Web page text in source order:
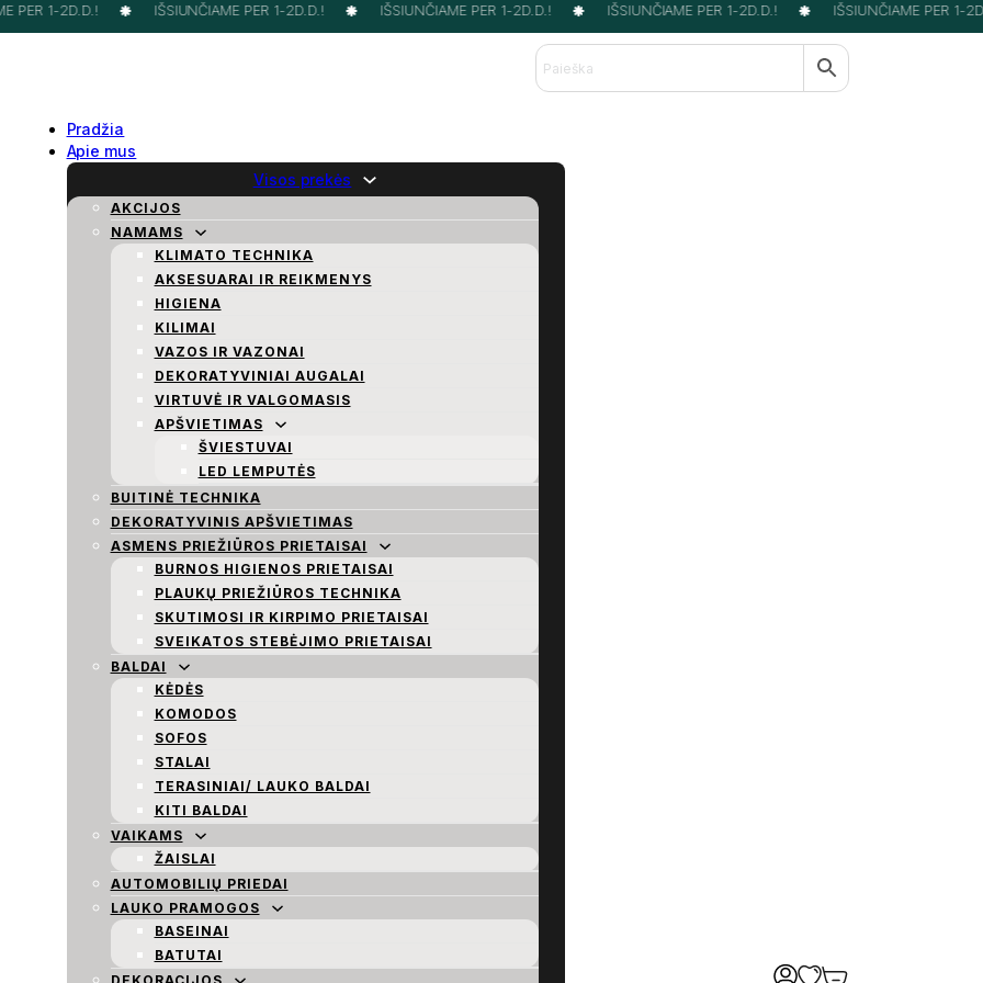
PER 1-2D.D.! IŠSIUNČIAME PER 1-2D.D.! IŠSIUNČIAME PER 1-2D.D.! IŠSIUNČIAME PER 1-2D.D.! IŠSIUNČIAME PER 1-
Pradžia
Apie mus
Visos prekės
AKCIJOS
NAMAMS
KLIMATO TECHNIKA
AKSESUARAI IR REIKMENYS
HIGIENA
KILIMAI
VAZOS IR VAZONAI
DEKORATYVINIAI AUGALAI
VIRTUVĖ IR VALGOMASIS
APŠVIETIMAS
ŠVIESTUVAI
LED LEMPUTĖS
BUITINĖ TECHNIKA
DEKORATYVINIS APŠVIETIMAS
ASMENS PRIEŽIŪROS PRIETAISAI
BURNOS HIGIENOS PRIETAISAI
PLAUKŲ PRIEŽIŪROS TECHNIKA
SKUTIMOSI IR KIRPIMO PRIETAISAI
SVEIKATOS STEBĖJIMO PRIETAISAI
BALDAI
KĖDĖS
KOMODOS
SOFOS
STALAI
TERASINIAI/ LAUKO BALDAI
KITI BALDAI
VAIKAMS
ŽAISLAI
AUTOMOBILIŲ PRIEDAI
LAUKO PRAMOGOS
BASEINAI
BATUTAI